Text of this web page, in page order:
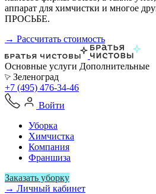
аппарат для химчистки и многое
ПРОСЬБЕ.
→ Рассчитать стоимость
Основные услуги Дополнительные
Зеленоград
+7 (495) 476-34-46
Войти
Уборка
Химчистка
Компания
Франшиза
Заказать уборку
→ Личный кабинет